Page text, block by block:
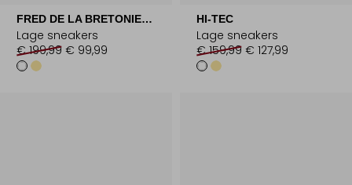
FRED DE LA BRETONIERE
Lage sneakers
€ 199,99 € 99,99
HI-TEC
Lage sneakers
€ 159,99 € 127,99